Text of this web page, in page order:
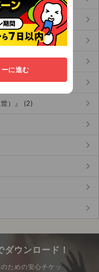
keyboard_arrow_right
keyboard_arrow_right
keyboard_arrow_right
keyboard_arrow_right
）』 (2) keyboard_arrow_right
keyboard_arrow_right
keyboard_arrow_right
keyboard_arrow_right
keyboard_arrow_right
keyboard_arrow_right
ウンロード！
ための安心チケッ
に進む